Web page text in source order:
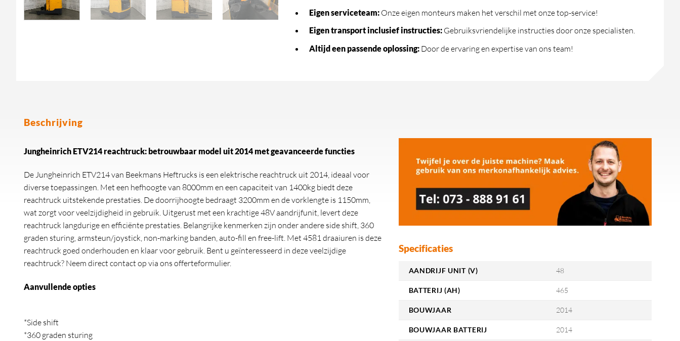
Eigen serviceteam: Onze eigen monteurs maken het verschil met onze top-service!
Eigen transport inclusief instructies: Gebruiksvriendelijke instructies door onze specialisten.
Altijd een passende oplossing: Door de ervaring en expertise van ons team!
Beschrijving
Jungheinrich ETV214 reachtruck: betrouwbaar model uit 2014 met geavanceerde functies
De Jungheinrich ETV214 van Beekmans Heftrucks is een elektrische reachtruck uit 2014, ideaal voor
diverse toepassingen. Met een hefhoogte van 8000mm en een capaciteit van 1400kg biedt deze
reachtruck uitstekende prestaties. De doorrijhoogte bedraagt 3200mm en de vorklengte is 1150mm,
wat zorgt voor veelzijdigheid in gebruik. Uitgerust met een krachtige 48V aandrijfunit, levert deze
reachtruck langdurige en efficiënte prestaties. Belangrijke kenmerken zijn onder andere side shift, 360
graden sturing, armsteun/joystick, non-marking banden, auto-fill en free-lift. Met 4581 draaiuren is deze
reachtruck goed onderhouden en klaar voor gebruik. Bent u geïnteresseerd in deze veelzijdige
reachtruck? Neem direct contact op via ons offerteformulier.
Aanvullende opties
*Side shift
*360 graden sturing
Specificaties
AANDRIJF UNIT (V) 48
BATTERIJ (AH) 465
BOUWJAAR 2014
BOUWJAAR BATTERIJ 2014